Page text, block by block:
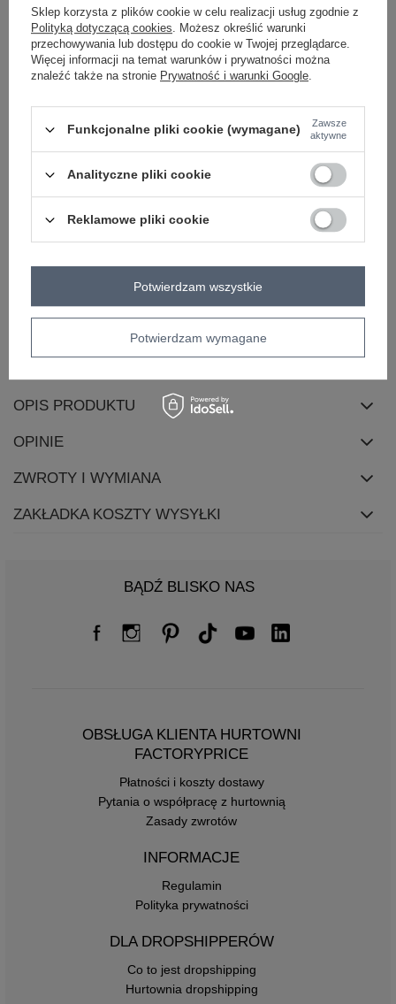
ZALOGUJ SIĘ I ZOBACZ CENĘ
Masz pytanie? Chętnie pomożemy.
Kod produktu
RO-SK-2507.99
RUE PARIS
wzór
gładki
5% elastan
OPIS PRODUKTU
OPINIE
ZWROTY I WYMIANA
ZAKŁADKA KOSZTY WYSYŁKI
BĄDŹ BLISKO NAS
OBSŁUGA KLIENTA HURTOWNI
FACTORYPRICE
Płatności i koszty dostawy
Pytania o współpracę z hurtownią
Zasady zwrotów
INFORMACJE
Regulamin
Polityka prywatności
DLA DROPSHIPPERÓW
Co to jest dropshipping
Hurtownia dropshipping
Sklep korzysta z plików cookie w celu realizacji usług zgodnie z
Polityką dotyczącą cookies. Możesz określić warunki
przechowywania lub dostępu do cookie w Twojej przeglądarce.
Więcej informacji na temat warunków i prywatności można
znaleźć także na stronie Prywatność i warunki Google.
Funkcjonalne pliki cookie (wymagane)
Zawsze
aktywne
Analityczne pliki cookie
Reklamowe pliki cookie
Potwierdzam wymagane
Potwierdzam wszystkie